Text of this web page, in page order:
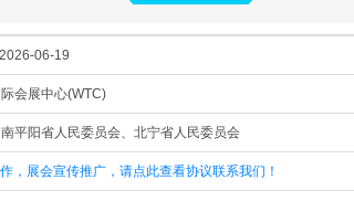
06-19
会展中心(WTC)
平阳省人民委员会、北宁省人民委员会
，展会宣传推广，请点此查看协议联系我们！